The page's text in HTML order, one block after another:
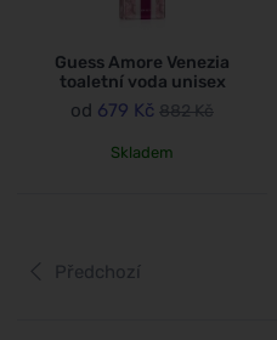
Guess Amore Venezia
toaletní voda unisex
od 679 Kč 882 Kč
Skladem
Předchozí